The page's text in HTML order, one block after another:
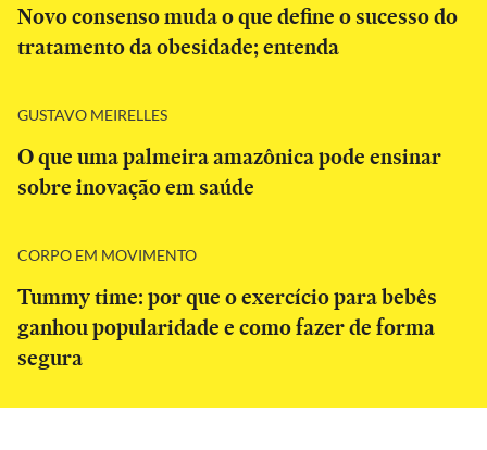
Novo consenso muda o que define o sucesso do
tratamento da obesidade; entenda
GUSTAVO MEIRELLES
O que uma palmeira amazônica pode ensinar
sobre inovação em saúde
CORPO EM MOVIMENTO
Tummy time: por que o exercício para bebês
ganhou popularidade e como fazer de forma
segura